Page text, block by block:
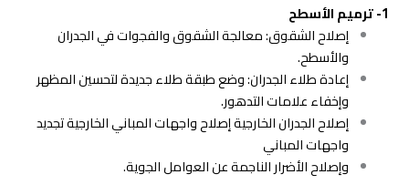
1- ترميم الأسطح
إصلاح الشقوق: معالجة الشقوق والفجوات في الجدران
والأسطح.
إعادة طلاء الجدران: وضع طبقة طلاء جديدة لتحسين المظهر
وإخفاء علامات التدهور.
إصلاح الجدران الخارجية إصلاح واجهات المباني الخارجية تجديد
واجهات المباني
وإصلاح الأضرار الناجمة عن العوامل الجوية.